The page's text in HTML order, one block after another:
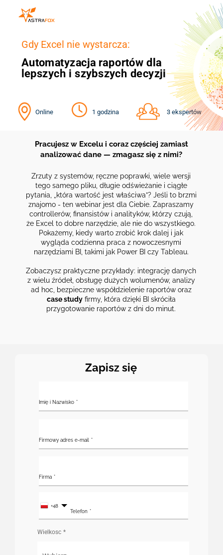
Gdy Excel nie wystarcza:
Automatyzacja raportów dla
lepszych i szybszych decyzji
Online 1 godzina 3 ekspertów
Pracujesz w Excelu i coraz częściej zamiast
analizować dane — zmagasz się z nimi?
Zrzuty z systemów, ręczne poprawki, wiele wersji
tego samego pliku, długie odświeżanie i ciągłe
pytania, „która wartość jest właściwa”? Jeśli to brzmi
znajomo - ten webinar jest dla Ciebie. Zapraszamy
controllerów, finansistów i analityków, którzy czują,
że Excel to dobre narzędzie, ale nie do wszystkiego.
Pokażemy, kiedy warto zrobić krok dalej i jak
wygląda codzienna praca z nowoczesnymi
narzędziami BI, takimi jak Power BI czy Tableau.
Zobaczysz praktyczne przykłady: integrację danych
z wielu źródeł, obsługę dużych wolumenów, analizy
ad hoc, bezpieczne współdzielenie raportów oraz
case studyfirmy, która dzięki BI skróciła
przygotowanie raportów z dni do minut.
Firmowy adres e-mail
Imię i Nazwisko
Firma
+48
Telefon
Wielkosc
Zapisz się